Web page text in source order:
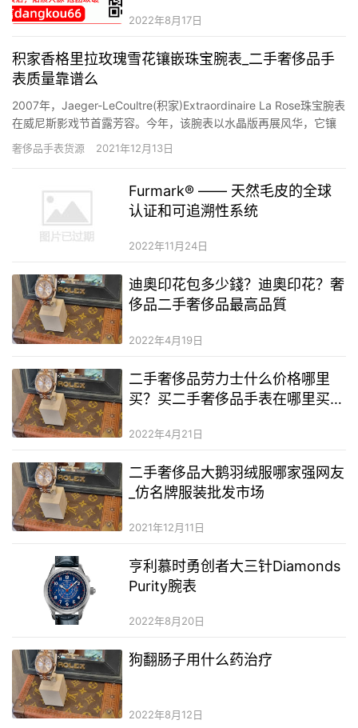
2022年8月17日
积家香格里拉玫瑰雪花镶嵌珠宝腕表_二手奢侈品手
表质量靠谱么
2007年，Jaeger-LeCoultre(积家)Extraordinaire La Rose珠宝腕表
在威尼斯影戏节首露芳容。今年，该腕表以水晶版再展风华，它镶
嵌着14克拉的钻石，将手腕装点得竹苞松茂。腕表借鉴十九世纪的
设计气概，塑造了精巧仔细的悦耳曲线。 积家 Extraordinaire La…
奢侈品手表货源 2021年12月13日
Furmark® —— 天然毛皮的全球
认证和可追溯性系统
2022年11月24日
迪奧印花包多少錢？迪奧印花？奢
侈品二手奢侈品最高品質
2022年4月19日
二手奢侈品劳力士什么价格哪里
买？买二手奢侈品手表在哪里买？
2022年4月21日
二手奢侈品大鹅羽绒服哪家强网友
_仿名牌服装批发市场
2021年12月11日
亨利慕时勇创者大三针Diamonds
Purity腕表
2022年8月20日
狗翻肠子用什么药治疗
2022年8月12日